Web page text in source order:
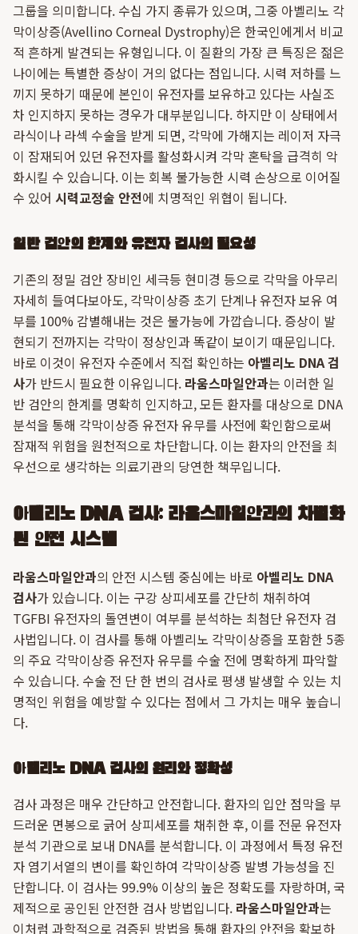
그룹을 의미합니다. 수십 가지 종류가 있으며, 그중 아벨리노 각
막이상증(Avellino Corneal Dystrophy)은 한국인에게서 비교
적 흔하게 발견되는 유형입니다. 이 질환의 가장 큰 특징은 젊은
나이에는 특별한 증상이 거의 없다는 점입니다. 시력 저하를 느
끼지 못하기 때문에 본인이 유전자를 보유하고 있다는 사실조
차 인지하지 못하는 경우가 대부분입니다. 하지만 이 상태에서
라식이나 라섹 수술을 받게 되면, 각막에 가해지는 레이저 자극
이 잠재되어 있던 유전자를 활성화시켜 각막 혼탁을 급격히 악
화시킬 수 있습니다. 이는 회복 불가능한 시력 손상으로 이어질
수 있어 시력교정술 안전에 치명적인 위협이 됩니다.
일반 검안의 한계와 유전자 검사의 필요성
기존의 정밀 검안 장비인 세극등 현미경 등으로 각막을 아무리
자세히 들여다보아도, 각막이상증 초기 단계나 유전자 보유 여
부를 100% 감별해내는 것은 불가능에 가깝습니다. 증상이 발
현되기 전까지는 각막이 정상인과 똑같이 보이기 때문입니다.
바로 이것이 유전자 수준에서 직접 확인하는 아벨리노 DNA 검
사가 반드시 필요한 이유입니다. 라움스마일안과는 이러한 일
반 검안의 한계를 명확히 인지하고, 모든 환자를 대상으로 DNA
분석을 통해 각막이상증 유전자 유무를 사전에 확인함으로써
잠재적 위험을 원천적으로 차단합니다. 이는 환자의 안전을 최
우선으로 생각하는 의료기관의 당연한 책무입니다.
아벨리노 DNA 검사: 라움스마일안과의 차별화
된 안전 시스템
라움스마일안과의 안전 시스템 중심에는 바로 아벨리노 DNA
검사가 있습니다. 이는 구강 상피세포를 간단히 채취하여
TGFBI 유전자의 돌연변이 여부를 분석하는 최첨단 유전자 검
사법입니다. 이 검사를 통해 아벨리노 각막이상증을 포함한 5종
의 주요 각막이상증 유전자 유무를 수술 전에 명확하게 파악할
수 있습니다. 수술 전 단 한 번의 검사로 평생 발생할 수 있는 치
명적인 위험을 예방할 수 있다는 점에서 그 가치는 매우 높습니
다.
아벨리노 DNA 검사의 원리와 정확성
검사 과정은 매우 간단하고 안전합니다. 환자의 입안 점막을 부
드러운 면봉으로 긁어 상피세포를 채취한 후, 이를 전문 유전자
분석 기관으로 보내 DNA를 분석합니다. 이 과정에서 특정 유전
자 염기서열의 변이를 확인하여 각막이상증 발병 가능성을 진
단합니다. 이 검사는 99.9% 이상의 높은 정확도를 자랑하며, 국
제적으로 공인된 안전한 검사 방법입니다. 라움스마일안과는
이처럼 과학적으로 검증된 방법을 통해 환자의 안전을 확보하